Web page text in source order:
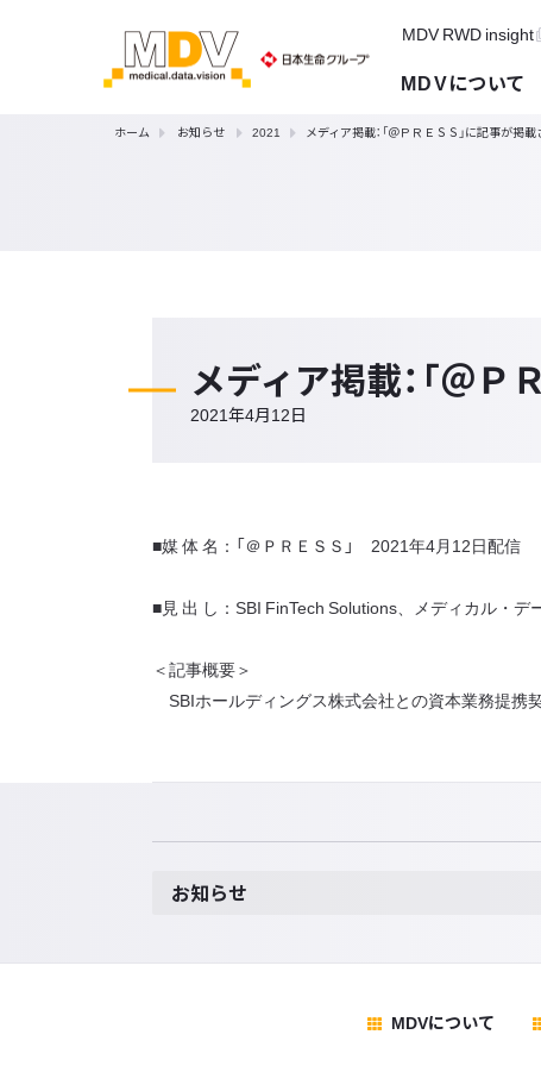
MDV RWD insight
MDVについて
ホーム お知らせ 2021 メディア掲載：「＠ＰＲＥＳＳ」に記事が掲
メディア掲載：「＠
2021年4月12日
■媒 体 名：「＠ＰＲＥＳＳ」 2021年4月12日配信
■見 出 し：SBI FinTech Solutions、メディカル・
＜記事概要＞
SBIホールディングス株式会社との資本業務提携
お知らせ
MDVについて